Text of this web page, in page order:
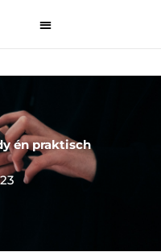
én praktisch